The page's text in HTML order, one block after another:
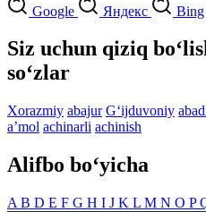
Google Яндекс Bing
Siz uchun qiziq
so‘zlar
Xorazmiy abajur G‘ijduvoniy
aʼmol achinarli achinish
Alifbo bo‘yicha
A B D E F G H I J K L M N O P